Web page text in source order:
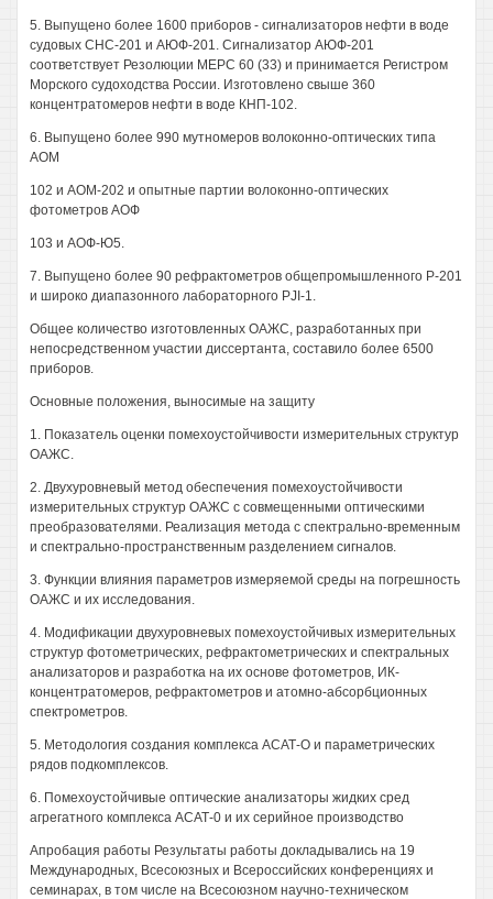
5. Выпущено более 1600 приборов - сигнализаторов нефти в воде
судовых СНС-201 и АЮФ-201. Сигнализатор АЮФ-201
соответствует Резолюции МЕРС 60 (33) и принимается Регистром
Морского судоходства России. Изготовлено свыше 360
концентратомеров нефти в воде КНП-102.
6. Выпущено более 990 мутномеров волоконно-оптических типа
АОМ
102 и АОМ-202 и опытные партии волоконно-оптических
фотометров АОФ
103 и АОФ-Ю5.
7. Выпущено более 90 рефрактометров общепромышленного Р-201
и широко диапазонного лабораторного PJI-1.
Общее количество изготовленных ОАЖС, разработанных при
непосредственном участии диссертанта, составило более 6500
приборов.
Основные положения, выносимые на защиту
1. Показатель оценки помехоустойчивости измерительных структур
ОАЖС.
2. Двухуровневый метод обеспечения помехоустойчивости
измерительных структур ОАЖС с совмещенными оптическими
преобразователями. Реализация метода с спектрально-временным
и спектрально-пространственным разделением сигналов.
3. Функции влияния параметров измеряемой среды на погрешность
ОАЖС и их исследования.
4. Модификации двухуровневых помехоустойчивых измерительных
структур фотометрических, рефрактометрических и спектральных
анализаторов и разработка на их основе фотометров, ИК-
концентратомеров, рефрактометров и атомно-абсорбционных
спектрометров.
5. Методология создания комплекса АСАТ-О и параметрических
рядов подкомплексов.
6. Помехоустойчивые оптические анализаторы жидких сред
агрегатного комплекса АСАТ-0 и их серийное производство
Апробация работы Результаты работы докладывались на 19
Международных, Всесоюзных и Всероссийских конференциях и
семинарах, в том числе на Всесоюзном научно-техническом